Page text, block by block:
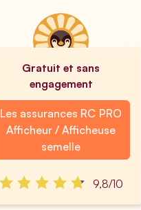
Gratuit et sans
engagement
Les assurances RC PRO
Afficheur / Afficheuse
semelle
9,8/10